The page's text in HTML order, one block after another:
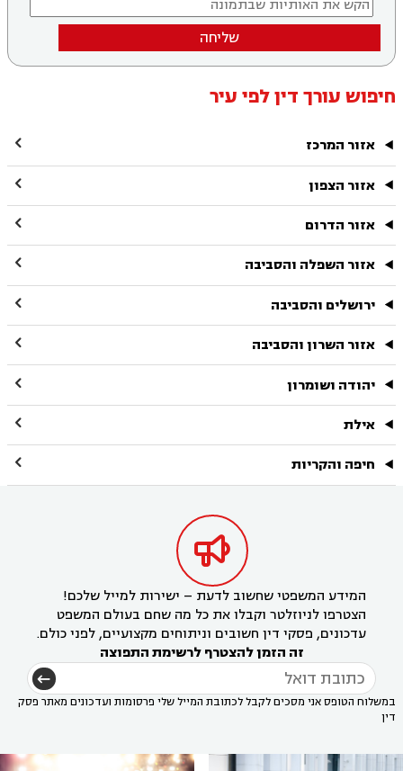
שליחה
חיפוש עורך דין לפי עיר
אזור המרכז 
אזור הצפון 
אזור הדרום 
אזור השפלה והסביבה 
ירושלים והסביבה 
אזור השרון והסביבה 
יהודה ושומרון 
אילת 
חיפה והקריות 

המידע המשפטי שחשוב לדעת – ישירות למייל שלכם!
הצטרפו לניוזלטר וקבלו את כל מה שחם בעולם המשפט
עדכונים, פסקי דין חשובים וניתוחים מקצועיים, לפני כולם.
זה הזמן להצטרף לרשימת התפוצה
במשלוח הטופס אני מסכים לקבל לכתובת המייל שלי פרסומות ועדכונים מאתר פסק
דין